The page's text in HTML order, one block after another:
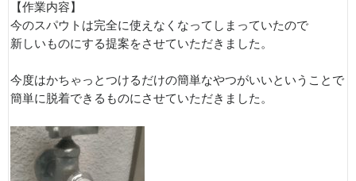
【作業内容】
今のスパウトは完全に使えなくなってしまっていたので
新しいものにする提案をさせていただきました。
今度はかちゃっとつけるだけの簡単なやつがいいということで
簡単に脱着できるものにさせていただきました。